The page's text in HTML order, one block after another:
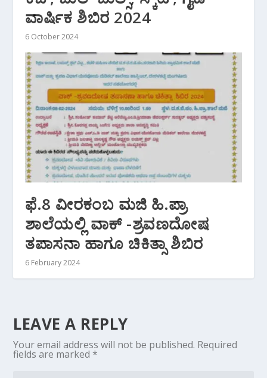
ವಾರ್ಷಿಕ ಶಿಬಿರ 2024
6 October 2024
ಫೆ.8 ವೀರಕಂಬ ಮಜಿ ಹಿ.ಪ್ರಾ
ಶಾಲೆಯಲ್ಲಿ ವಾಕ್ -ಶ್ರವಣದೋಷ
ತಪಾಸನಾ ಹಾಗೂ ಚಿಕಿತ್ಸಾ ಶಿಬಿರ
6 February 2024
LEAVE A REPLY
Your email address will not be published. Required
fields are marked *